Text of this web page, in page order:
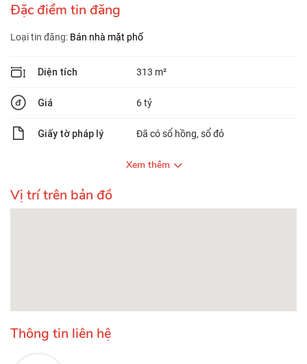
Đặc điểm tin đăng
Loại tin đăng: Bán nhà mặt phố
Diện tích 313 m²
Giá 6 tỷ
Giấy tờ pháp lý Đã có sổ hồng, sổ đỏ
Xem thêm
Vị trí trên bản đồ
Thông tin liên hệ